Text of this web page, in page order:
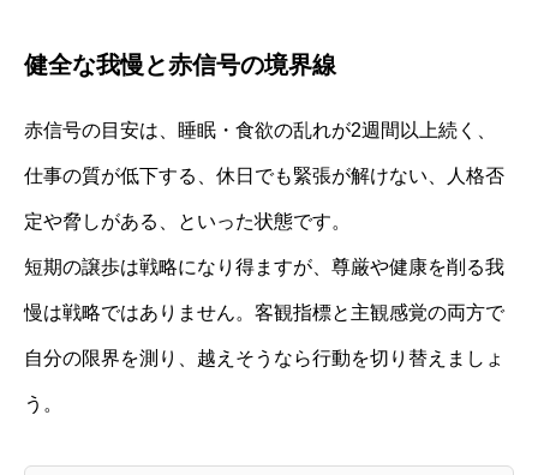
健全な我慢と赤信号の境界線
赤信号の目安は、睡眠・食欲の乱れが2週間以上続く、
仕事の質が低下する、休日でも緊張が解けない、人格否
定や脅しがある、といった状態です。
短期の譲歩は戦略になり得ますが、尊厳や健康を削る我
慢は戦略ではありません。客観指標と主観感覚の両方で
自分の限界を測り、越えそうなら行動を切り替えましょ
う。